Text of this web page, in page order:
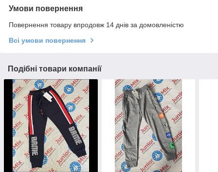
Умови повернення
Повернення товару впродовж 14 днів за домовленістю
Всі умови повернення
Подібні товари компанії